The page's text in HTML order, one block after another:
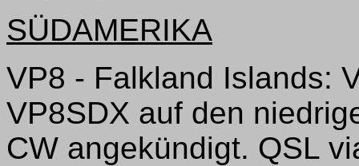
SÜDAMERIKA
VP8 - Falkland Islands:
VP8SDX auf den
CW angekündigt. QSL